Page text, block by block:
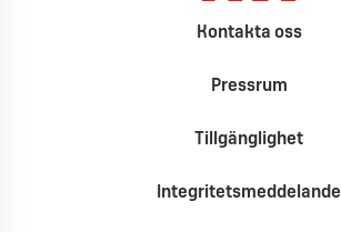
Kontakta oss
Pressrum
Tillgänglighet
Integritetsmeddelande